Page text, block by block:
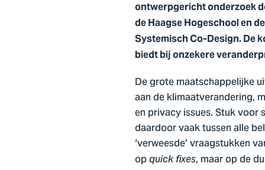
ontwerpgericht onderzoek
de Haagse Hogeschool en
Systemisch Co-Design. De
biedt bij onzekere
De grote maatschappelijke
aan de klimaatverandering,
en privacy issues. Stuk voor
daardoor vaak tussen alle
‘verweesde’ vraagstukken
opquick fixes, maar op de